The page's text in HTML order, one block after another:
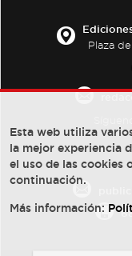
Plaza
Esta web utiliza
la mejor experiencia
el uso de las cookies
continuación.
Más información: